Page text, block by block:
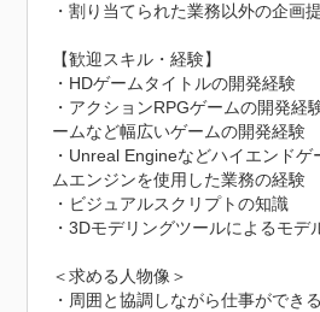
・割り当てられた業務以外の企画
【歓迎スキル・経験】
・HDゲームタイトルの開発経験
・アクションRPGゲームの開発経
ームなど幅広いゲームの開発経験
・Unreal Engineなどハイエンド
ムエンジンを使用した業務の経験
・ビジュアルスクリプトの知識
・3Dモデリングツールによるモデ
＜求める人物像＞
・周囲と協調しながら仕事ができ